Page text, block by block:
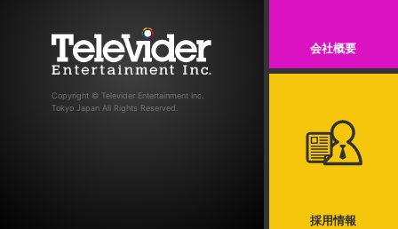
Copyright © Televider Entertainment Inc.
Tokyo Japan All Rights Reserved.
会社概要
採用情報